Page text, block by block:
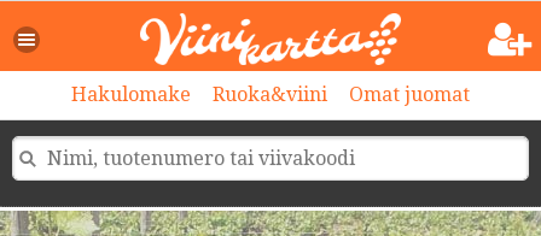
Hakulomake Ruoka&viini Omat juomat